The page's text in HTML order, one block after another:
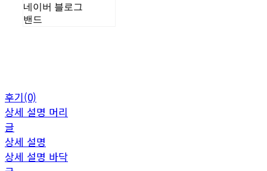
네이버 블로그
밴드
후기(0)
상세 설명 머리
글
상세 설명
상세 설명 바닥